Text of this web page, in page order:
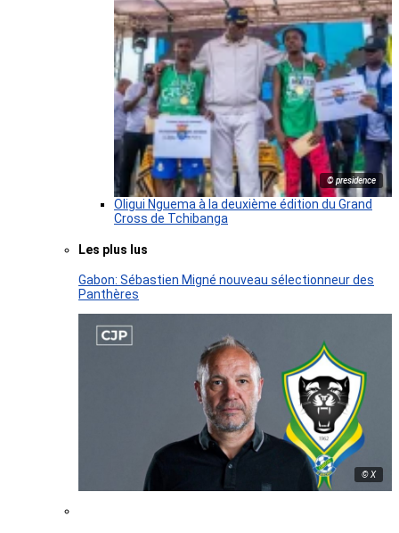
© presidence
Oligui Nguema à la deuxième édition du Grand
Cross de Tchibanga
Les plus lus
Gabon: Sébastien Migné nouveau sélectionneur des
Panthères
© X